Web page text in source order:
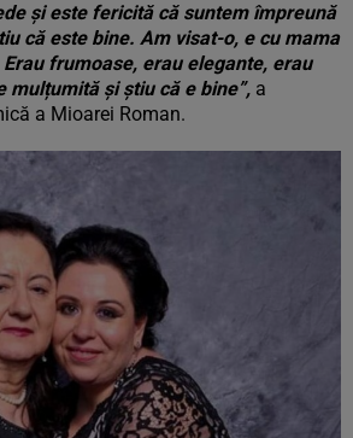
și este fericită că suntem împreună
că este bine. Am visat-o, e cu mama
frumoase, erau elegante, erau
mulțumită și știu că e bine”, a
a Mioarei Roman.